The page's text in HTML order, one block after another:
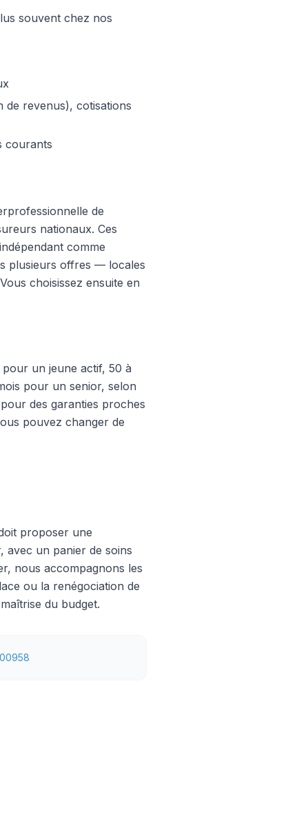
souvent chez nos
de revenus), cotisations
courants
de
nationaux. Ces
comme
plusieurs offres — locales
choisissez ensuite en
un jeune actif, 50 à
pour un senior, selon
des garanties proches
pouvez changer de
proposer une
avec un panier de soins
nous accompagnons les
ou la renégociation de
du budget.